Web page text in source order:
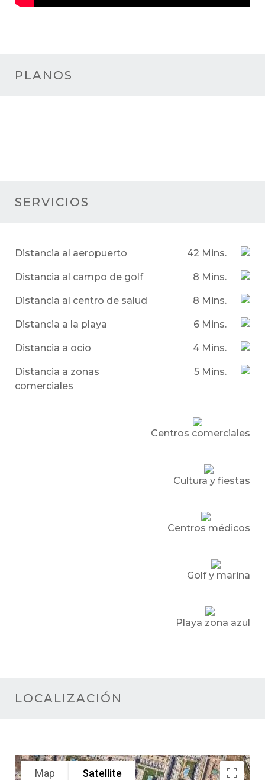
PLANOS
SERVICIOS
Distancia al aeropuerto 42 Mins.
Distancia al campo de golf 8 Mins.
Distancia al centro de salud 8 Mins.
Distancia a la playa 6 Mins.
Distancia a ocio 4 Mins.
Distancia a zonas
comerciales
5 Mins.
Centros comerciales
Cultura y fiestas
Centros médicos
Golf y marina
Playa zona azul
LOCALIZACIÓN
Map Satellite